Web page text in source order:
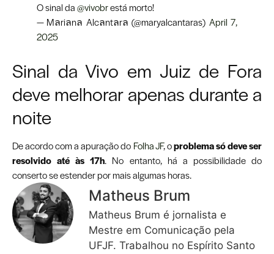
O sinal da@vivobrestá morto!
— Mลriลnล Alcลntลrล (@maryalcantaras) April 7,
2025
Sinal da Vivo em Juiz de Fora
deve melhorar apenas durante a
noite
De acordo com a apuração do Folha JF, oproblema só deve ser
resolvido até às 17h. No entanto, há a possibilidade do
conserto se estender por mais algumas horas.
Matheus Brum
Matheus Brum é jornalista e
Mestre em Comunicação pela
UFJF. Trabalhou no Espírito Santo